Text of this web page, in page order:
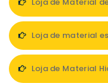
Loja de material
Loja de Material